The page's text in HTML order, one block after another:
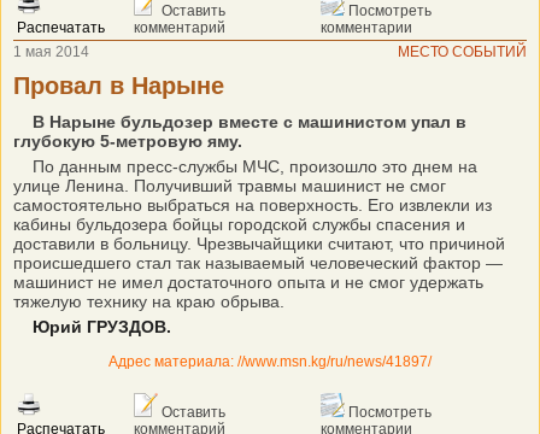
Распечатать
Оставить
комментарий
Посмотреть
комментарии
1 мая 2014
МЕСТО СОБЫТИЙ
Провал в Нарыне
В Нарыне бульдозер вместе с машинистом упал в
глубокую 5-метровую яму.
По данным пресс-службы МЧС, произошло это днем на
улице Ленина. Получивший травмы машинист не смог
самостоятельно выбраться на поверхность. Его извлекли из
кабины бульдозера бойцы городской службы спасения и
доставили в больницу. Чрезвычайщики считают, что причиной
происшедшего стал так называемый человеческий фактор —
машинист не имел достаточного опыта и не смог удержать
тяжелую технику на краю обрыва.
Юрий ГРУЗДОВ.
Адрес материала: //www.msn.kg/ru/news/41897/
Распечатать
Оставить
комментарий
Посмотреть
комментарии